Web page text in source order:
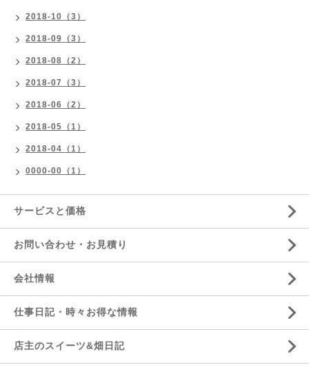
2018-10（3）
2018-09（3）
2018-08（2）
2018-07（3）
2018-06（2）
2018-05（1）
2018-04（1）
0000-00（1）
サービスと価格
お問い合わせ・お見積り
会社情報
仕事日記・時々お得な情報
店主のスイーツ&畑日記